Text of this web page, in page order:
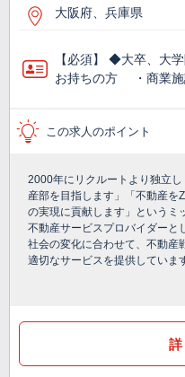
大阪府、兵庫県
【必須】 ◆大卒、大
お持ちの方 ・商業施
この求人のポイント
2000年にリクルートより独立
産部を目指します」「不動産を
の実現に貢献します」というミ
不動産サービスプロバイダーと
社会の変化に合わせて、不動産
適切なサービスを提供していま
詳